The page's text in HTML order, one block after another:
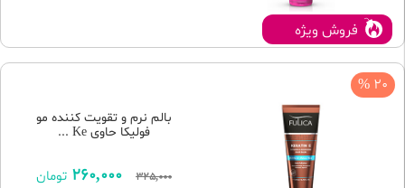
فروش ویژه
20 %
بالم نرم و تقویت کننده مو
فولیکا حاوی Ke ...
325,000
260,000 تومان